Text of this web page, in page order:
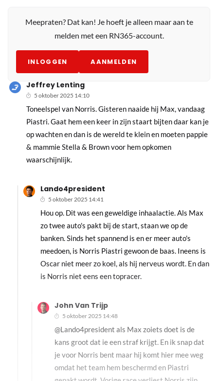
Meepraten? Dat kan! Je hoeft je alleen maar aan te
melden met een RN365-account.
INLOGGEN AANMELDEN
Jeffrey Lenting
5 oktober 2025 14:10
Toneelspel van Norris. Gisteren naaide hij Max, vandaag
Piastri. Gaat hem een keer in zijn staart bijten daar kan je
op wachten en dan is de wereld te klein en moeten pappie
& mammie Stella & Brown voor hem opkomen
waarschijnlijk.
Lando4president
5 oktober 2025 14:41
Hou op. Dit was een geweldige inhaalactie. Als Max
zo twee auto's pakt bij de start, staan we op de
banken. Sinds het spannend is en er meer auto's
meedoen, is Norris Piastri gewoon de baas. Ineens is
Oscar niet meer zo koel, als hij nerveus wordt. En dan
is Norris niet eens een topracer.
John Van Trijp
5 oktober 2025 14:48
@Lando4president als Max zoiets doet is de
kans groot dat ie een straf krijgt. En ik snap dat
je voor Norris bent maar hij komt hier mee weg
omdat het team hem beschermd en Piastri